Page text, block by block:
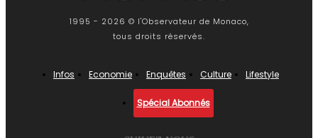
1995 - 2026 © l'Observateur de Monaco,
tous droits réservés.
Infos Economie Enquêtes Culture Lifestyle
Spécial Abonnés